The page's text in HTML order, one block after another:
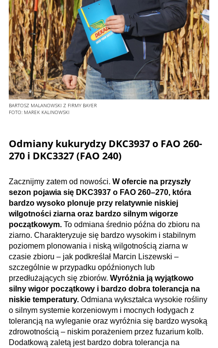
BARTOSZ MALANOWSKI Z FIRMY BAYER
FOTO: MAREK KALINOWSKI
Odmiany kukurydzy DKC3937 o FAO 260-
270 i DKC3327 (FAO 240)
Zacznijmy zatem od nowości. W ofercie na przyszły
sezon pojawia się DKC3937 o FAO 260–270, która
bardzo wysoko plonuje przy relatywnie niskiej
wilgotności ziarna oraz bardzo silnym wigorze
początkowym. To odmiana średnio późna do zbioru na
ziarno. Charakteryzuje się bardzo wysokim i stabilnym
poziomem plonowania i niską wilgotnością ziarna w
czasie zbioru – jak podkreślał Marcin Liszewski –
szczególnie w przypadku opóźnionych lub
przedłużających się zbiorów. Wyróżnia ją wyjątkowo
silny wigor początkowy i bardzo dobra tolerancja na
niskie temperatury. Odmiana wykształca wysokie rośliny
o silnym systemie korzeniowym i mocnych łodygach z
tolerancją na wyleganie oraz wyróżnia się bardzo wysoką
zdrowotnością – niskim porażeniem przez fuzarium kolb.
Dodatkową zaletą jest bardzo dobra tolerancja na